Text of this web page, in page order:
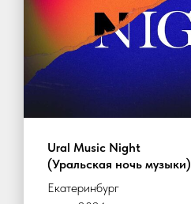
Ural Music Night
(Уральская ночь музыки)
Екатеринбург